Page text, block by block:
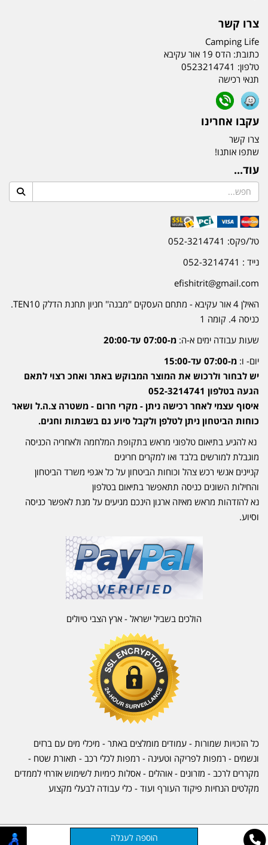
צרו קשר
Camping Life
כתובת: הדס 19 אור עקיבא
טלפון: 0523214741
תנאי רכישה
עקבו אחרינו
צרו קשר
שתפו אותנו!
עוד...
טל/פקס: 052-3214741
נייד : 052-3214741
efishitrit@gmail.com
האילן 4 אור עקיבא - מתחם העסקים ''מבנה'' חניון תחנת הדלק TEN10.
כניסה 4. קומה 1
שעות עבודה ימים א-ה: מ-07:00 עד-20:00
יום- ו: מ-07:00 עד-15:00
יש לבחור ולרכוש את המוצר המבוקש באתר ואחכ רצוי לתאם
הגעה בטלפון 052-3214741
איסוף עצמי לאחר רכישה ניתן - מקרי חרום - משטרה צ.ה.ל ושאר
כוחות הביטחון ניתן לטלפן ולקבל סיוע גם בשבתות וחגים.
נא להגיע בתיאום טלפוני מראש בתקופת המלחמה ולאחריה הכניסה
מוגבלת למורשים בלבד ואו למקרים חריגים
קניינים אנשי רכש צהל וכוחות הביטחון על כל אגפי משרד הביטחון
והחילות השונים כניסה תתאפשר בתיאום בטלפון
נא להזדהות מראש מאיזה ארגון הינכם מגיעים על מנת לאפשר כניסה
וסיוע.
הולכים בשביל ישראל - ארץ הצבי טיולים
כל הזכויות שמורות - עמודים מומלצים באתר - מיכלי מים עם ברזים
ונשמים - רמפות לפריקה וטעינה - רמפות לכלי רכב - תאורת שטח -
מקררים לרכב - מזרונים - אוהלים - אסלות כימיות לשימוש אזרחי לממדים
מקלטים הנחיות פיקוד העורף ועוד - כלי עבודה לבעלי מקצוע
אתר זה מופעל באמצעות קוד נט